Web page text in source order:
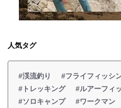
人気タグ
#渓流釣り #フライフィッシ
#トレッキング
#ルアーフィ
#ソロキャンプ
#ワークマン